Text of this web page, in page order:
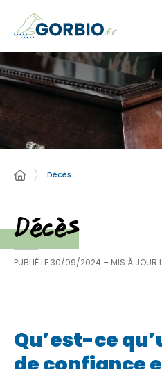
Décès
Décès
PUBLIÉ LE30/09/2024 – MIS À JOUR
Qu’est-ce